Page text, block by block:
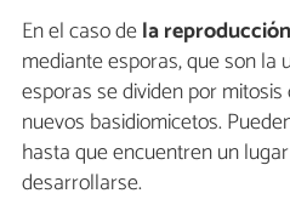
En el caso delareproducción
mediante esporas, que son la
esporas se dividen por
nuevos basidiomicetos.
hasta que encuentren un
desarrollarse.